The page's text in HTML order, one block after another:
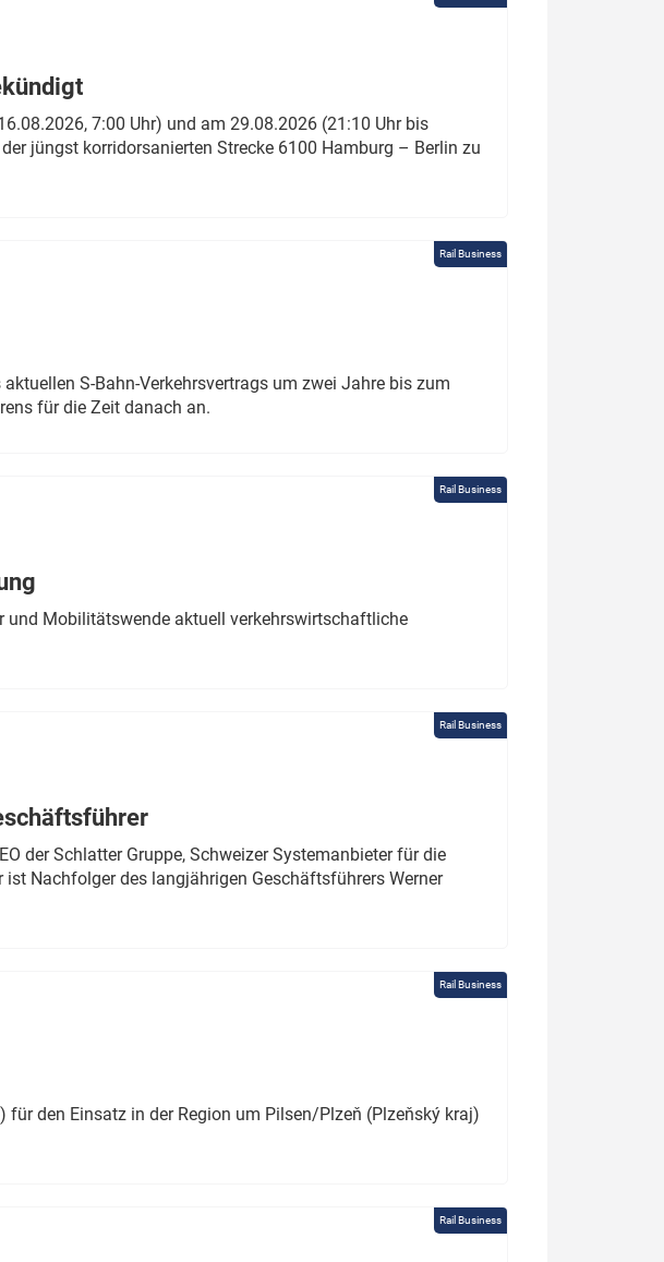
7:00 Uhr) und am 29.08.2026 (21:10 Uhr bis
jüngst korridorsanierten Strecke 6100 Hamburg – Berlin zu
Rail Business
S-Bahn-Verkehrsvertrags um zwei Jahre bis zum
für die Zeit danach an.
Rail Business
und Mobilitätswende aktuell verkehrswirtschaftliche
Rail Business
der Schlatter Gruppe, Schweizer Systemanbieter für die
ist Nachfolger des langjährigen Geschäftsführers Werner
Rail Business
den Einsatz in der Region um Pilsen/Plzeň (Plzeňský kraj)
Rail Business